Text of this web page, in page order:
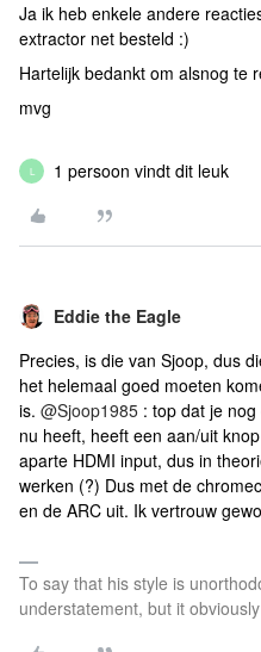
Ja ik heb enkele andere
extractor net besteld :)
Hartelijk bedankt om alsnog te
mvg
L 1 persoon vindt dit leuk
Eddie the Eagle
Precies, is die van Sjoop, dus
het helemaal goed moeten
is. @Sjoop1985 : top dat je
nu heeft, heeft een aan/uit
aparte HDMI input, dus in
werken (?) Dus met de
en de ARC uit. Ik vertrouw
To say that his style is
understatement, but it